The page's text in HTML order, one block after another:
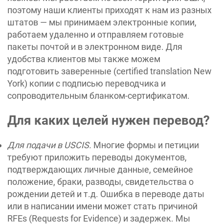
поэтому наши клиенты приходят к нам из разных
штатов — мы принимаем электронные копии,
работаем удаленно и отправляем готовые
пакеты почтой и в электронном виде. Для
удобства клиентов мы также можем
подготовить заверенные (certified translation New
York) копии с подписью переводчика и
сопроводительным бланком-сертификатом.
Для каких целей нужен перевод?
Для подачи в USCIS. Многие формы и петиции
требуют приложить переводы документов,
подтверждающих личные данные, семейное
положение, браки, разводы, свидетельства о
рождении детей и т.д. Ошибка в переводе даты
или в написании имени может стать причиной
RFEs (Requests for Evidence) и задержек. Мы